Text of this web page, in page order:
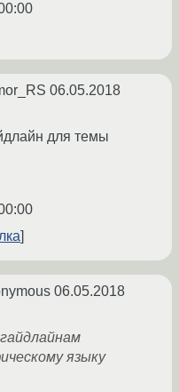
06.05.2018
для темы
06.05.2018
языку